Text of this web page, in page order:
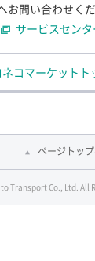
お問い合わせくだ
サービスセン
コマーケットト
ページトッ
Transport Co., Ltd. All